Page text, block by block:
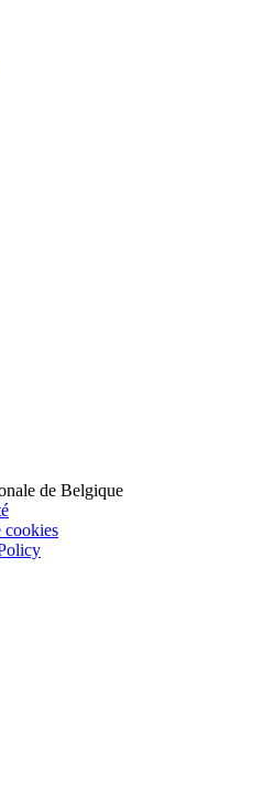
de Belgique
cookies